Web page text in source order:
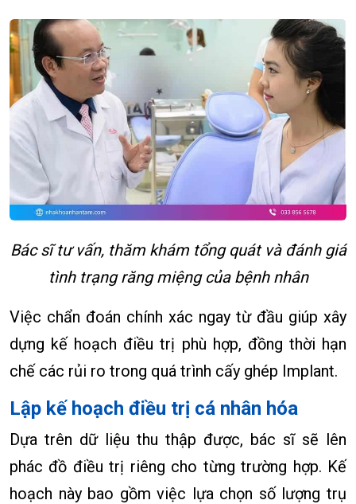
Bác sĩ tư vấn, thăm khám tổng quát và đánh giá
tình trạng răng miệng của bệnh nhân
Việc chẩn đoán chính xác ngay từ đầu giúp xây
dựng kế hoạch điều trị phù hợp, đồng thời hạn
chế các rủi ro trong quá trình cấy ghép Implant.
Lập kế hoạch điều trị cá nhân hóa
Dựa trên dữ liệu thu thập được, bác sĩ sẽ lên
phác đồ điều trị riêng cho từng trường hợp. Kế
hoạch này bao gồm việc lựa chọn số lượng trụ